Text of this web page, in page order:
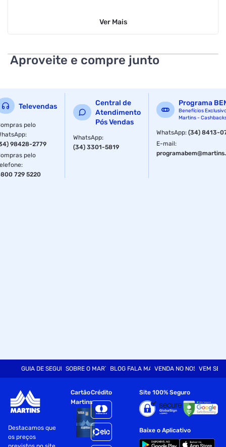
Ver Mais
Aproveite e compre junto
Televendas
pelo
:
98428-2779
pelo
:
729 5220
Central de
Atendimento
Pós Vendas
WhatsApp:
(34) 3301-5819
Programa
Benefícios
Martins -
WhatsApp:(34) 8413-
E-mail:
GUIA DE SEGURANÇASOBRE O MARTINSBLOG FALA MARTVENDA NO NOSSO SITE
VEM SER
Destacamos que
os preços
Cartão
Martins
Crédito Site 100% Seguro
Baixe o Aplicativo